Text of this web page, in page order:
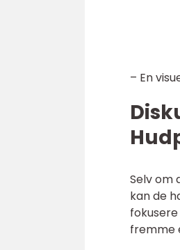
– En
Selv om
kan de
fremme